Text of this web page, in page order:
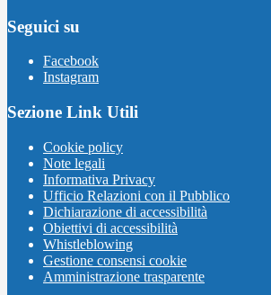
Seguici su
Facebook
Instagram
Sezione Link Utili
Cookie policy
Note legali
Informativa Privacy
Ufficio Relazioni con il Pubblico
Dichiarazione di accessibilità
Obiettivi di accessibilità
Whistleblowing
Gestione consensi cookie
Amministrazione trasparente